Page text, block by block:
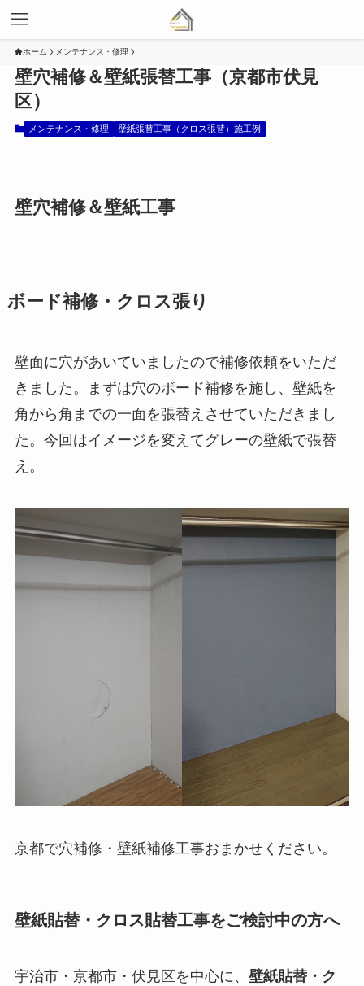
ホーム メンテナンス・修理
壁穴補修＆壁紙張替工事（京都市伏見
区）
メンテナンス・修理 壁紙張替工事（クロス張替）施工例
壁穴補修＆壁紙工事
ボード補修・クロス張り
壁面に穴があいていましたので補修依頼をいただ
きました。まずは穴のボード補修を施し、壁紙を
角から角までの一面を張替えさせていただきまし
た。今回はイメージを変えてグレーの壁紙で張替
え。
京都で穴補修・壁紙補修工事おまかせください。
壁紙貼替・クロス貼替工事をご検討中の方へ
宇治市・京都市・伏見区を中心に、 壁紙貼替・ク